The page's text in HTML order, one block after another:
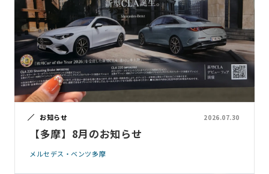
お知らせ 2026.07.30
【多摩】8月のお知らせ
メルセデス・ベンツ多摩